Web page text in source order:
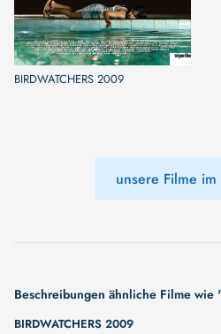
BIRDWATCHERS 2009
unsere Filme
Beschreibungen ähnliche Filme wie
BIRDWATCHERS 2009